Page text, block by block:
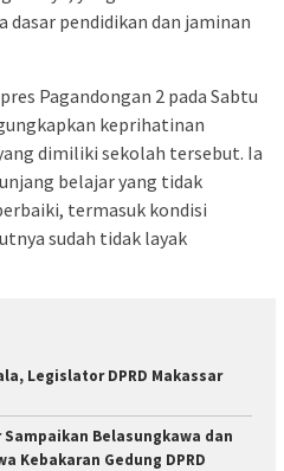
pendidikan dan jaminan
Pagandongan 2 pada Sabtu
keprihatinan
dimiliki sekolah tersebut. Ia
belajar yang tidak
termasuk kondisi
sudah tidak layak
Legislator DPRD Makassar
Sampaikan Belasungkawa dan
Kebakaran Gedung DPRD